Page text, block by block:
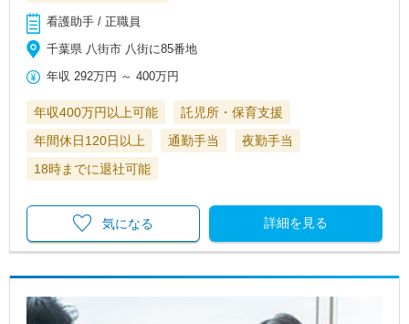
看護助手 / 正職員
千葉県 八街市 八街に85番地
年収 292万円 ～400万円
年収400万円以上可能
託児所・保育支援
年間休日120日以上
通勤手当
夜勤手当
18時までに退社可能
詳細を見る
気になる